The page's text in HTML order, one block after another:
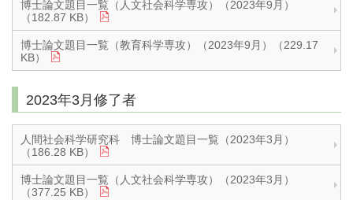
博士論文題目一覧（人文社会科学専攻）（2023年9月）
（182.87 KB）
博士論文題目一覧（教育科学専攻）（2023年9月）（229.17
KB）
2023年3月修了者
人間社会科学研究科 博士論文題目一覧（2023年3月）
（186.28 KB）
博士論文題目一覧（人文社会科学専攻）（2023年3月）
（377.25 KB）